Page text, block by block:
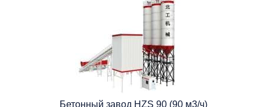
Бетонный завод HZS 90 (90 м3/ч)